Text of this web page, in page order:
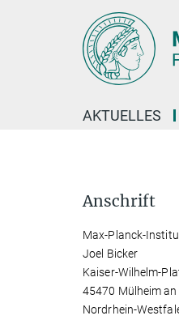
AKTUELLES
Anschrift
Max-Planck-
Joel Bicker
Kaiser-Wilhelm-
45470 Mülheim an
Nordrhein-